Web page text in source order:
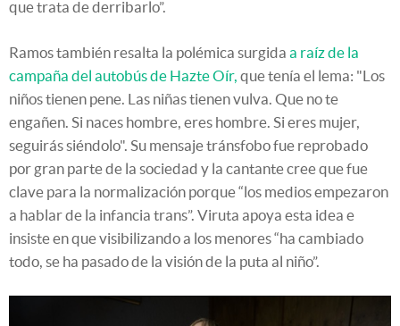
que trata de derribarlo”.
Ramos también resalta la polémica surgida a raíz de la
campaña del autobús de Hazte Oír, que tenía el lema: "Los
niños tienen pene. Las niñas tienen vulva. Que no te
engañen. Si naces hombre, eres hombre. Si eres mujer,
seguirás siéndolo". Su mensaje tránsfobo fue reprobado
por gran parte de la sociedad y la cantante cree que fue
clave para la normalización porque “los medios empezaron
a hablar de la infancia trans”. Viruta apoya esta idea e
insiste en que visibilizando a los menores “ha cambiado
todo, se ha pasado de la visión de la puta al niño”.